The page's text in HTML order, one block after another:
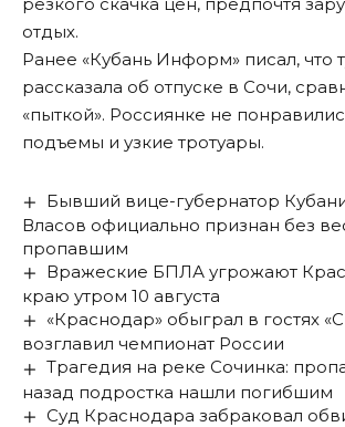
отдых.
Ранее «Кубань Информ» писал, что
рассказала об отпуске в Сочи,
«пыткой». Россиянке не
подъемы и узкие тротуары.
Бывший вице-губернатор
Власов официально признан без
пропавшим
Вражеские БПЛА угрожают
краю утром 10 августа
«Краснодар» обыграл в гостях
возглавил чемпионат России
Трагедия на реке Сочинка:
назад подростка нашли погибшим
Суд Краснодара забраковал